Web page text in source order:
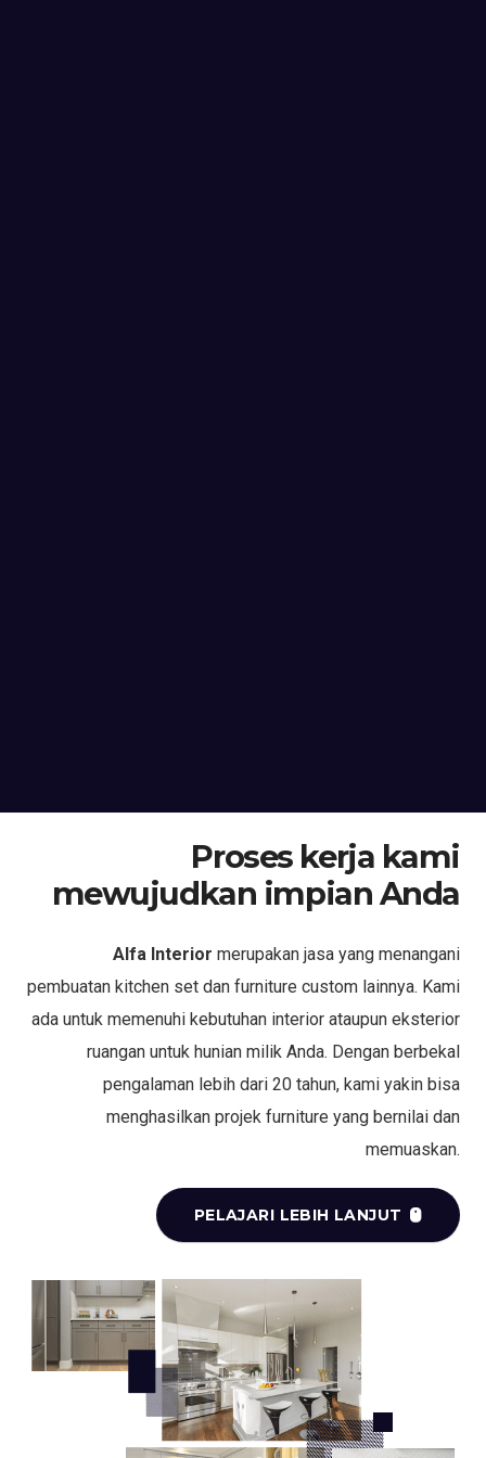
Proses kerja kami
mewujudkan impian Anda
Alfa Interior merupakan jasa yang menangani
pembuatan kitchen set dan furniture custom lainnya. Kami
ada untuk memenuhi kebutuhan interior ataupun eksterior
ruangan untuk hunian milik Anda. Dengan berbekal
pengalaman lebih dari 20 tahun, kami yakin bisa
menghasilkan projek furniture yang bernilai dan
memuaskan.
PELAJARI LEBIH LANJUT